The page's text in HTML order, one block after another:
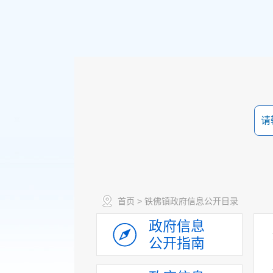
首页 > 铁佛镇政府信息公开目录
政府信息
公开指南